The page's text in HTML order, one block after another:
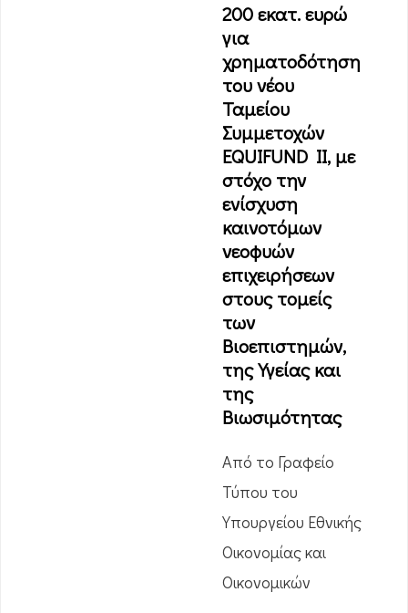
200 εκατ. ευρώ
για
χρηματοδότηση
του νέου
Ταμείου
Συμμετοχών
EQUIFUND II, με
στόχο την
ενίσχυση
καινοτόμων
νεοφυών
επιχειρήσεων
στους τομείς
των
Βιοεπιστημών,
της Υγείας και
της
Βιωσιμότητας
Από το Γραφείο
Τύπου του
Υπουργείου Εθνικής
Οικονομίας και
Οικονομικών